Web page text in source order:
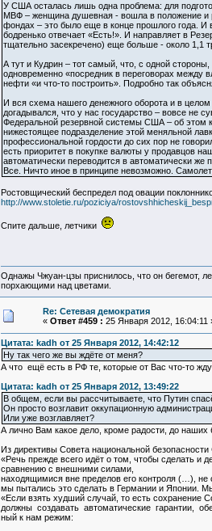
У США осталась лишь одна проблема: для
МВФ – женщина душевная - вошла в положение и
фондах – это было еще в конце прошлого года. И
бодренько отвечает «Есть!». И направляет в
тщательно засекречено) еще больше - около 1,1
А тут и Кудрин – тот самый, что, с одной
одновременно «посредник в переговорах между
нефти «и что-то построить». Подробно так
И вся схема нашего денежного оборота и в
догадывался, что у нас государство – вовсе не
Федеральной резервной системы США – об этом
нижестоящее подразделение этой меняльной
профессиональной гордости до сих пор не
есть приоритет в покупке валюты у продавцов
автоматически переводится в автоматически
Все. Ничто иное в принципе невозможно.
Ростовщический беспредел под овации
http://www.stoletie.ru/poziciya/
Спите дальше, летчики
Однажы Чжуан-цзы приснилось, что он бегемот,
порхающими над цветами.
Re: Сетевая демократия
« Ответ #459 : 25 Января 2012, 16:04:11
Цитата: kadh от 25 Января 2012, 14:42:12
Ну так чего же вы ждёте от меня?
А что ещё есть в РФ те, которые от Вас что-то
Цитата: kadh от 25 Января 2012, 13:49:22
В общем, если вы рассчитываете, что Путин
Он просто возглавит оккупационную
Или уже возглавляет?
А лично Вам какое дело, кроме радости, до
Из директивы Совета национальной
«Речь прежде всего идёт о том, чтобы сделать и
сравнению с внешними силами,
находящимися вне пределов его контроля (…), не
мы пытались это сделать в Германии и Японии.
«Если взять худший случай, то есть сохранение
должны создавать автоматические гарантии,
ный к нам режим: